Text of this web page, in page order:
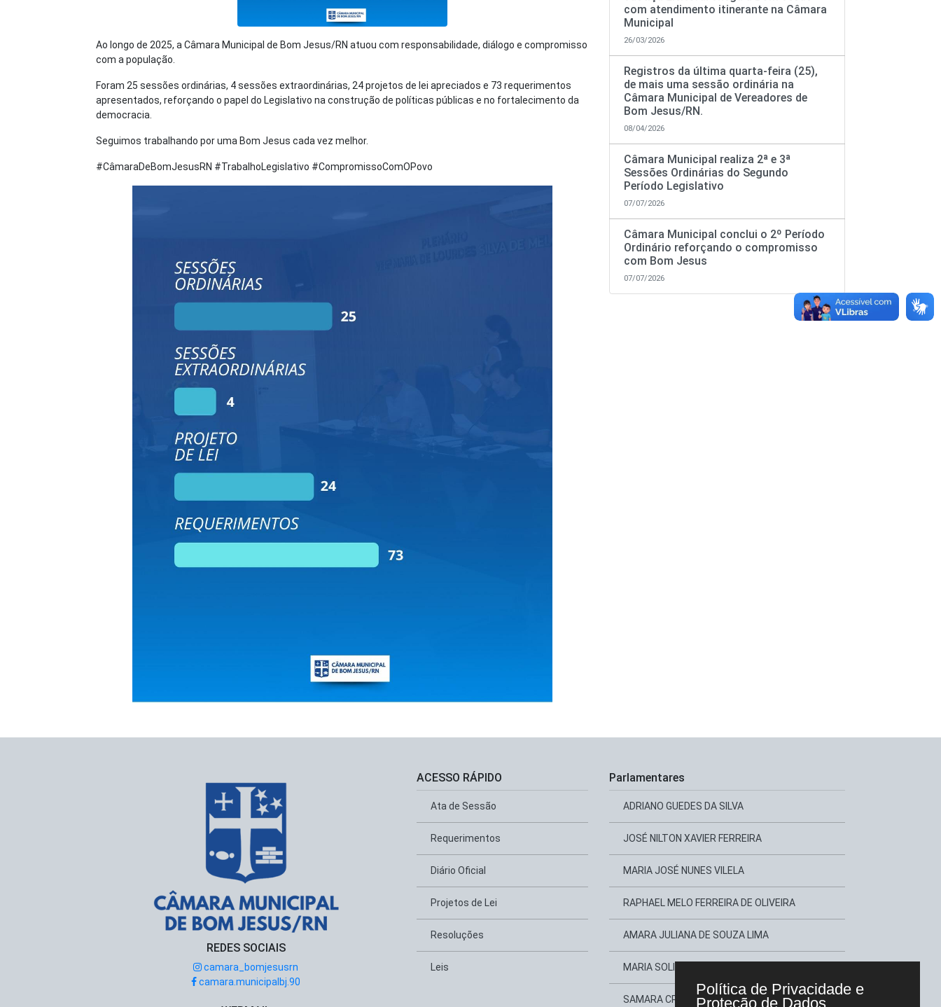
Ao longo de 2025, a Câmara Municipal de Bom Jesus/RN atuou com responsabilidade, diálogo e compromisso
com a população.
Foram 25 sessões ordinárias, 4 sessões extraordinárias, 24 projetos de lei apreciados e 73 requerimentos
apresentados, reforçando o papel do Legislativo na construção de políticas públicas e no fortalecimento da
democracia.
Seguimos trabalhando por uma Bom Jesus cada vez melhor.
#CâmaraDeBomJesusRN #TrabalhoLegislativo #CompromissoComOPovo
com atendimento itinerante na Câmara
Municipal
26/03/2026
Registros da última quarta-feira (25),
de mais uma sessão ordinária na
Câmara Municipal de Vereadores de
Bom Jesus/RN.
08/04/2026
Câmara Municipal realiza 2ª e 3ª
Sessões Ordinárias do Segundo
Período Legislativo
07/07/2026
Câmara Municipal conclui o 2º Período
Ordinário reforçando o compromisso
com Bom Jesus
07/07/2026
REDES SOCIAIS
camara_bomjesusrn
camara.municipalbj.90
ACESSO RÁPIDO
Ata de Sessão
Requerimentos
Diário Oficial
Projetos de Lei
Resoluções
Leis
Parlamentares
ADRIANO GUEDES DA SILVA
JOSÉ NILTON XAVIER FERREIRA
MARIA JOSÉ NUNES VILELA
RAPHAEL MELO FERREIRA DE OLIVEIRA
AMARA JULIANA DE SOUZA LIMA
MARIA SOLIDADE DE MOURA
SAMARA CRISTINA DA SILVA
Política de Privacidade e
Proteção de Dados.